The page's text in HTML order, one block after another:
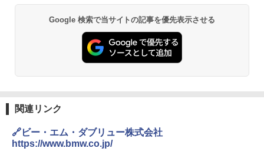
Google 検索で当サイトの記事を優先表示させる
関連リンク
🔗ビー・エム・ダブリュー株式会社
https://www.bmw.co.jp/